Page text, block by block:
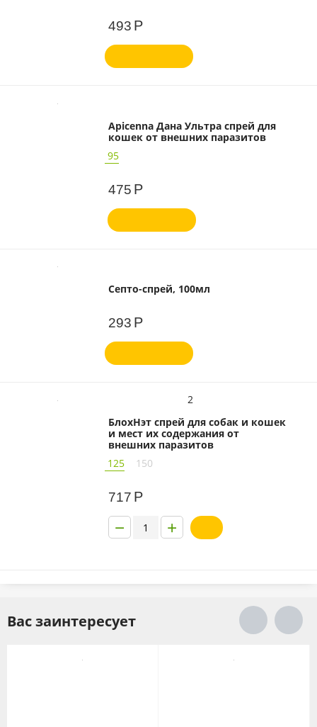
493 Р
Apicenna Дана Ультра спрей для
кошек от внешних паразитов
95
475 Р
Септо-спрей, 100мл
293 Р
2
БлохНэт спрей для собак и кошек
и мест их содержания от
внешних паразитов
125
150
717 Р
+
−
Вас заинтересует